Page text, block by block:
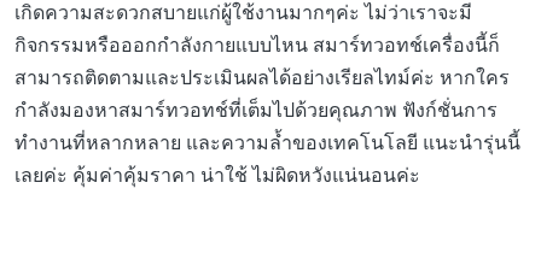
เกิดความสะดวกสบายแก่ผู้ใช้งานมากๆค่ะ ไม่ว่าเราจะมี
กิจกรรมหรือออกกำลังกายแบบไหน สมาร์ทวอทช์เครื่องนี้ก็
สามารถติดตามและประเมินผลได้อย่างเรียลไทม์ค่ะ หากใคร
กำลังมองหาสมาร์ทวอทช์ที่เต็มไปด้วยคุณภาพ ฟังก์ชั่นการ
ทำงานที่หลากหลาย และความล้ำของเทคโนโลยี แนะนำรุ่นนี้
เลยค่ะ คุ้มค่าคุ้มราคา น่าใช้ ไม่ผิดหวังแน่นอนค่ะ